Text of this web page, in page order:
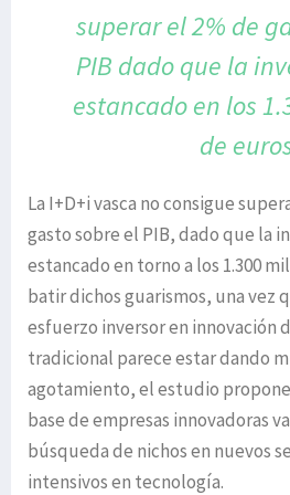
superar el 2% de
PIB dado que la
estancadoen los
de
La I+D+i vasca no consigue
gasto sobre el PIB, dado que la
estancado en torno a los 1.300
batir dichos guarismos, una vez
esfuerzo inversor en innovación
tradicional parece estar dando
agotamiento, el estudio
base de empresas innovadoras
búsqueda de nichos en nuevos
intensivos en tecnología.